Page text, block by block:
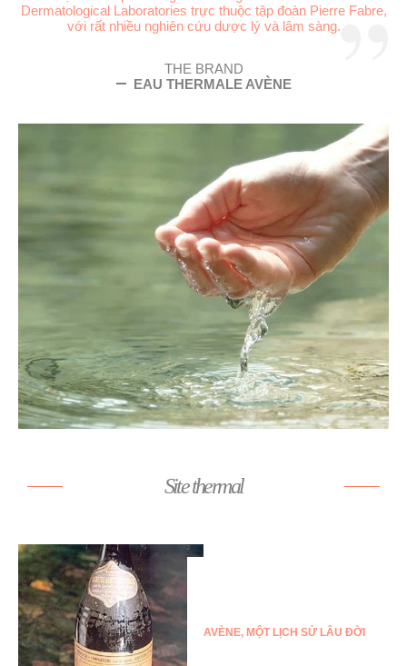
Dermatological Laboratories trực thuộc tập đoàn Pierre Fabre,
với rất nhiều nghiên cứu dược lý và lâm sàng.
THE BRAND
EAU THERMALE AVÈNE
Site thermal
AVÈNE, MỘT LỊCH SỬ LÂU ĐỜI